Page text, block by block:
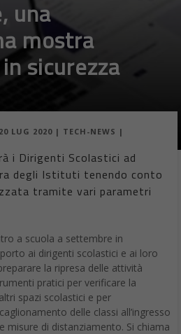
una
mostra
sicurezza
20 LUG 2020 | TECH-NEWS |
i Dirigenti Scolastici ad
degli Istituti tenendo conto
tramite vari parametri
a scuola a settembre in
ai dirigenti scolastici e ai loro
la ripresa delle attività
pratici per verificare la
spazi scolastici e per
delle classi all’ingresso
misure di distanziamento. Si chiama